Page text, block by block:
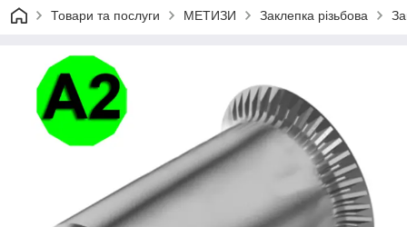
Товари та послуги МЕТИЗИ Заклепка різьбова